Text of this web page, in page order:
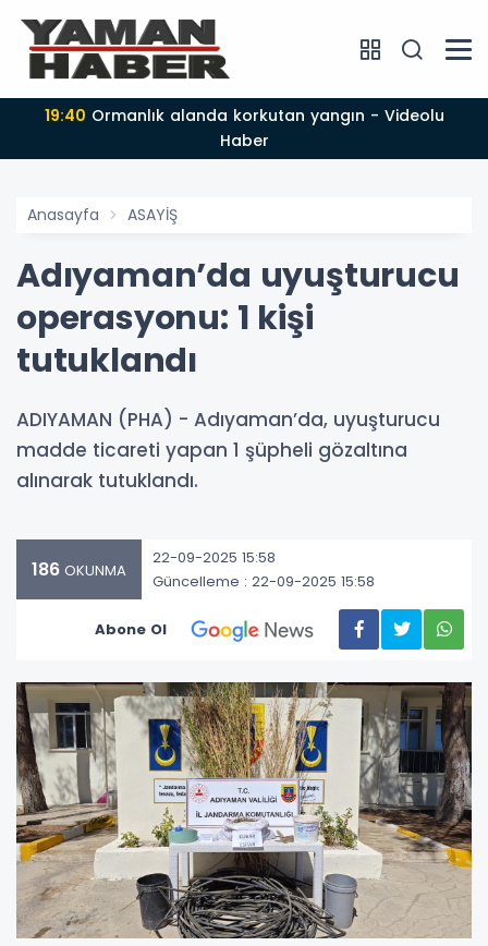
19:40
Haber
Anasayfa ASAYİŞ
Adıyaman’da uyuşturucu
operasyonu: 1 kişi
tutuklandı
ADIYAMAN (PHA) - Adıyaman’da, uyuşturucu
madde ticareti yapan 1 şüpheli gözaltına
alınarak tutuklandı.
186 OKUNMA
22-09-2025 15:58
Güncelleme : 22-09-2025 15:58
Abone Ol